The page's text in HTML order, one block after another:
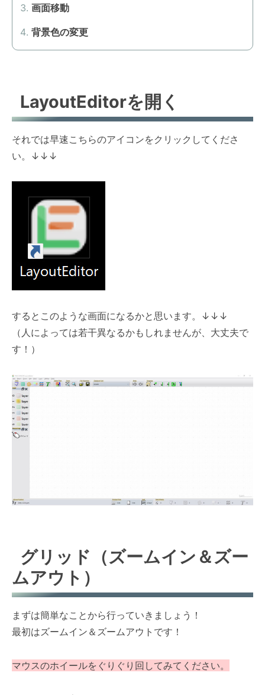
画面移動
背景色の変更
LayoutEditorを開く
それでは早速こちらのアイコンをクリックしてくださ
い。
↓ ↓ ↓
するとこのような画面になるかと思います。 ↓ ↓ ↓
（人によっては若干異なるかもしれませんが、大丈夫で
す！）
グリッド（ズームイン＆ズー
ムアウト）
まずは簡単なことから行っていきましょう！
最初はズームイン＆ズームアウトです！
マウスのホイールをぐりぐり回してみてください。